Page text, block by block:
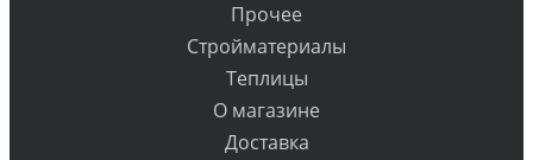
Прочее
Стройматериалы
Теплицы
О магазине
Доставка